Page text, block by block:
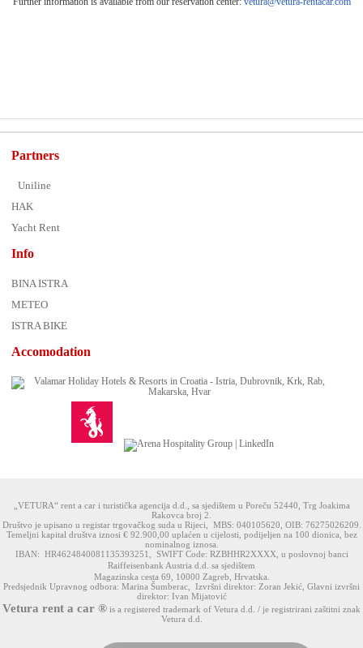
Partners
Uniline
HAK
Yacht Rent
Info
BINA ISTRA
METEO
ISTRA BIKE
Accomodation
„VETURA“ rent a car i turistička agencija d.d., sa sjedištem u Poreču 52440, Trg Joakima
Rakovca broj 2.
Društvo je upisano u registar trgovačkog suda u Rijeci, MBS: 040105620, OIB: 76275026209.
Temeljni kapital društva iznosi € 92.900,00 uplaćen u cijelosti, podijeljen na 100 dionica, bez
nominalnog iznosa.
IBAN: HR4624840081135393251, SWIFT Code: RZBHHR2XXXX, u poslovnoj banci
Raiffeisenbank Austria d.d. sa sjedištem
Magazinska cesta 69, 10000 Zagreb, Hrvatska.
Predsjednik Upravnog odbora: Marina Šumberac, Izvršni direktor: Zoran Jekić, Glavni izvršni
direktor: Ivan Mijatović
Vetura rent a car ® is a registered trademark of Vetura d.d. / je registrirani zaštitni znak
Vetura d.d.